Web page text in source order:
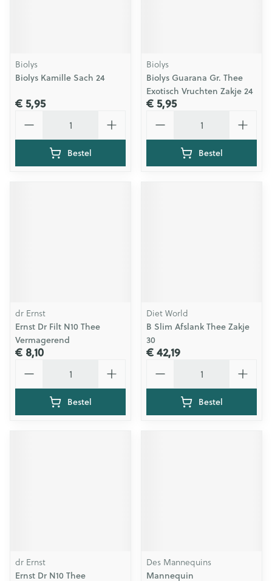
Biolys
Biolys Kamille Sach 24
€ 5,95
Bestel
Biolys
Biolys Guarana Gr. Thee
Exotisch Vruchten Zakje 24
€ 5,95
Bestel
dr Ernst
Ernst Dr Filt N10 Thee
Vermagerend
€ 8,10
Bestel
Diet World
B Slim Afslank Thee Zakje
30
€ 42,19
Bestel
dr Ernst
Ernst Dr N10 Thee
Des Mannequins
Mannequin